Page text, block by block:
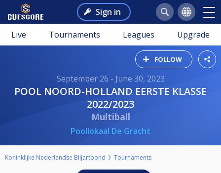
Sign in
Live Tournaments Leagues Upgrade
FOLLOW
September 26 - June 30, 2023
POOL NOORD-HOLLAND EERSTE KLASSE
2022/2023
Multiball
Poollokaal De Gracht
Koninklijke Nederlandse Biljartbond Tournaments